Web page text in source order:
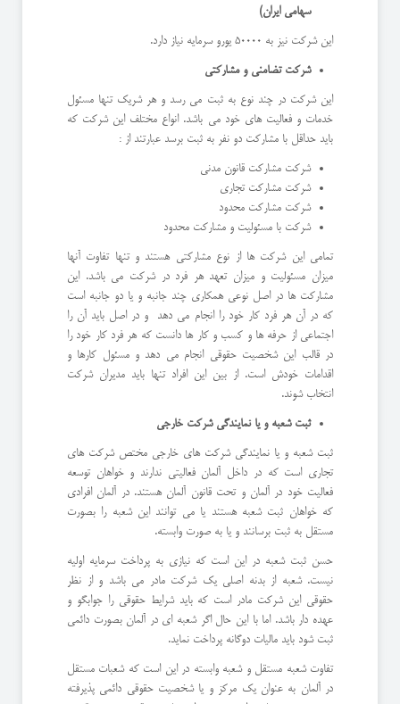
سهامی ایران)
این شرکت نیز به 50000 یورو سرمایه نیاز دارد.
شرکت تضامنی و مشارکتی
این شرکت در چند نوع به ثبت می رسد و هر شریک تنها مسئول
خدمات و فعالیت های خود می باشد. انواع مختلف این شرکت که
باید حداقل با مشارکت دو نفر به ثبت برسد عبارتند از :
شرکت مشارکت قانون مدنی
شرکت مشارکت تجاری
شرکت مشارکت محدود
شرکت با مسئولیت و مشارکت محدود
تمامی این شرکت ها از نوع مشارکتی هستند و تنها تفاوت آنها
میزان مسئولیت و میزان تعهد هر فرد در شرکت می باشد. این
مشارکت ها در اصل نوعی همکاری چند جانبه و یا دو جانبه است
که در آن هر فرد کار خود را انجام می دهد و در اصل باید آن را
اجتماعی از حرفه ها و کسب و کار ها دانست که هر فرد کار خود را
در قالب این شخصیت حقوقی انجام می دهد و مسئول کارها و
اقدامات خودش است. از بین این افراد تنها باید مدیران شرکت
انتخاب شوند.
ثبت شعبه و یا نمایندگی شرکت خارجی
ثبت شعبه و یا نمایندگی شرکت های خارجی مختص شرکت های
تجاری است که در داخل آلمان فعالیتی ندارند و خواهان توسعه
فعالیت خود در آلمان و تحت قانون آلمان هستند. در آلمان افرادی
که خواهان ثبت شعبه هستند یا می توانند این شعبه را بصورت
مستقل به ثبت برسانند و یا به صورت وابسته.
حسن ثبت شعبه در این است که نیازی به پرداخت سرمایه اولیه
نیست. شعبه از بدنه اصلی یک شرکت مادر می باشد و از نظر
حقوقی این شرکت مادر است که باید شرایط حقوقی را جوابگو و
عهده دار باشد. اما با این حال اگر شعبه ای در آلمان بصورت دائمی
ثبت شود باید مالیات دوگانه پرداخت نماید.
تفاوت شعبه مستقل و شعبه وابسته در این است که شعبات مستقل
در آلمان به عنوان یک مرکز و یا شخصیت حقوقی دائمی پذیرفته